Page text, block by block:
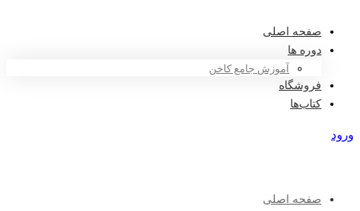
صفحه اصلی
دوره ها
آموزش جامع کاخن
فروشگاه
کتاب‌ها
ورود
صفحه اصلی